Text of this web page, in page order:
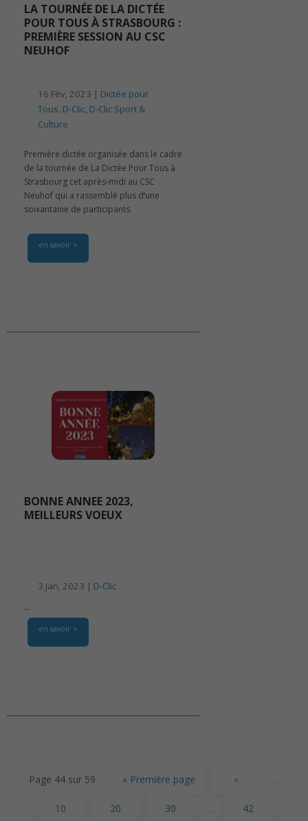
LA TOURNÉE DE LA DICTÉE
POUR TOUS À STRASBOURG :
PREMIÈRE SESSION AU CSC
NEUHOF
16 Fév, 2023 | Dictée pour
Tous D-Clic D-Clic Sport &
Culture
Première dictée organisée dans le cadre
de la tournée de La Dictée Pour Tous à
Strasbourg cet après-midi au CSC
Neuhof qui a rassemblé plus d’une
soixantaine de participants.
en savoir +
BONNE ANNEE 2023,
MEILLEURS VOEUX
3 Jan, 2023 | D-Clic
...
en savoir +
Page 44 sur 59 « Première page « …
10 20 30 … 42